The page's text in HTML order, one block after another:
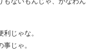
じゃな。
じゃ。